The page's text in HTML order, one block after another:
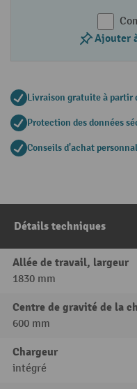
Ajouter
Livraison gratuite à partir
Protection des données
Conseils d'achat
Détails techniques
Allée de travail, largeur
1830 mm
Centre de gravité de la
600 mm
Chargeur
intégré